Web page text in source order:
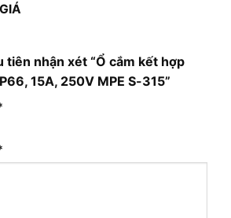
tiên nhận xét “Ổ cắm kết hợp
15A, 250V MPE S-315”